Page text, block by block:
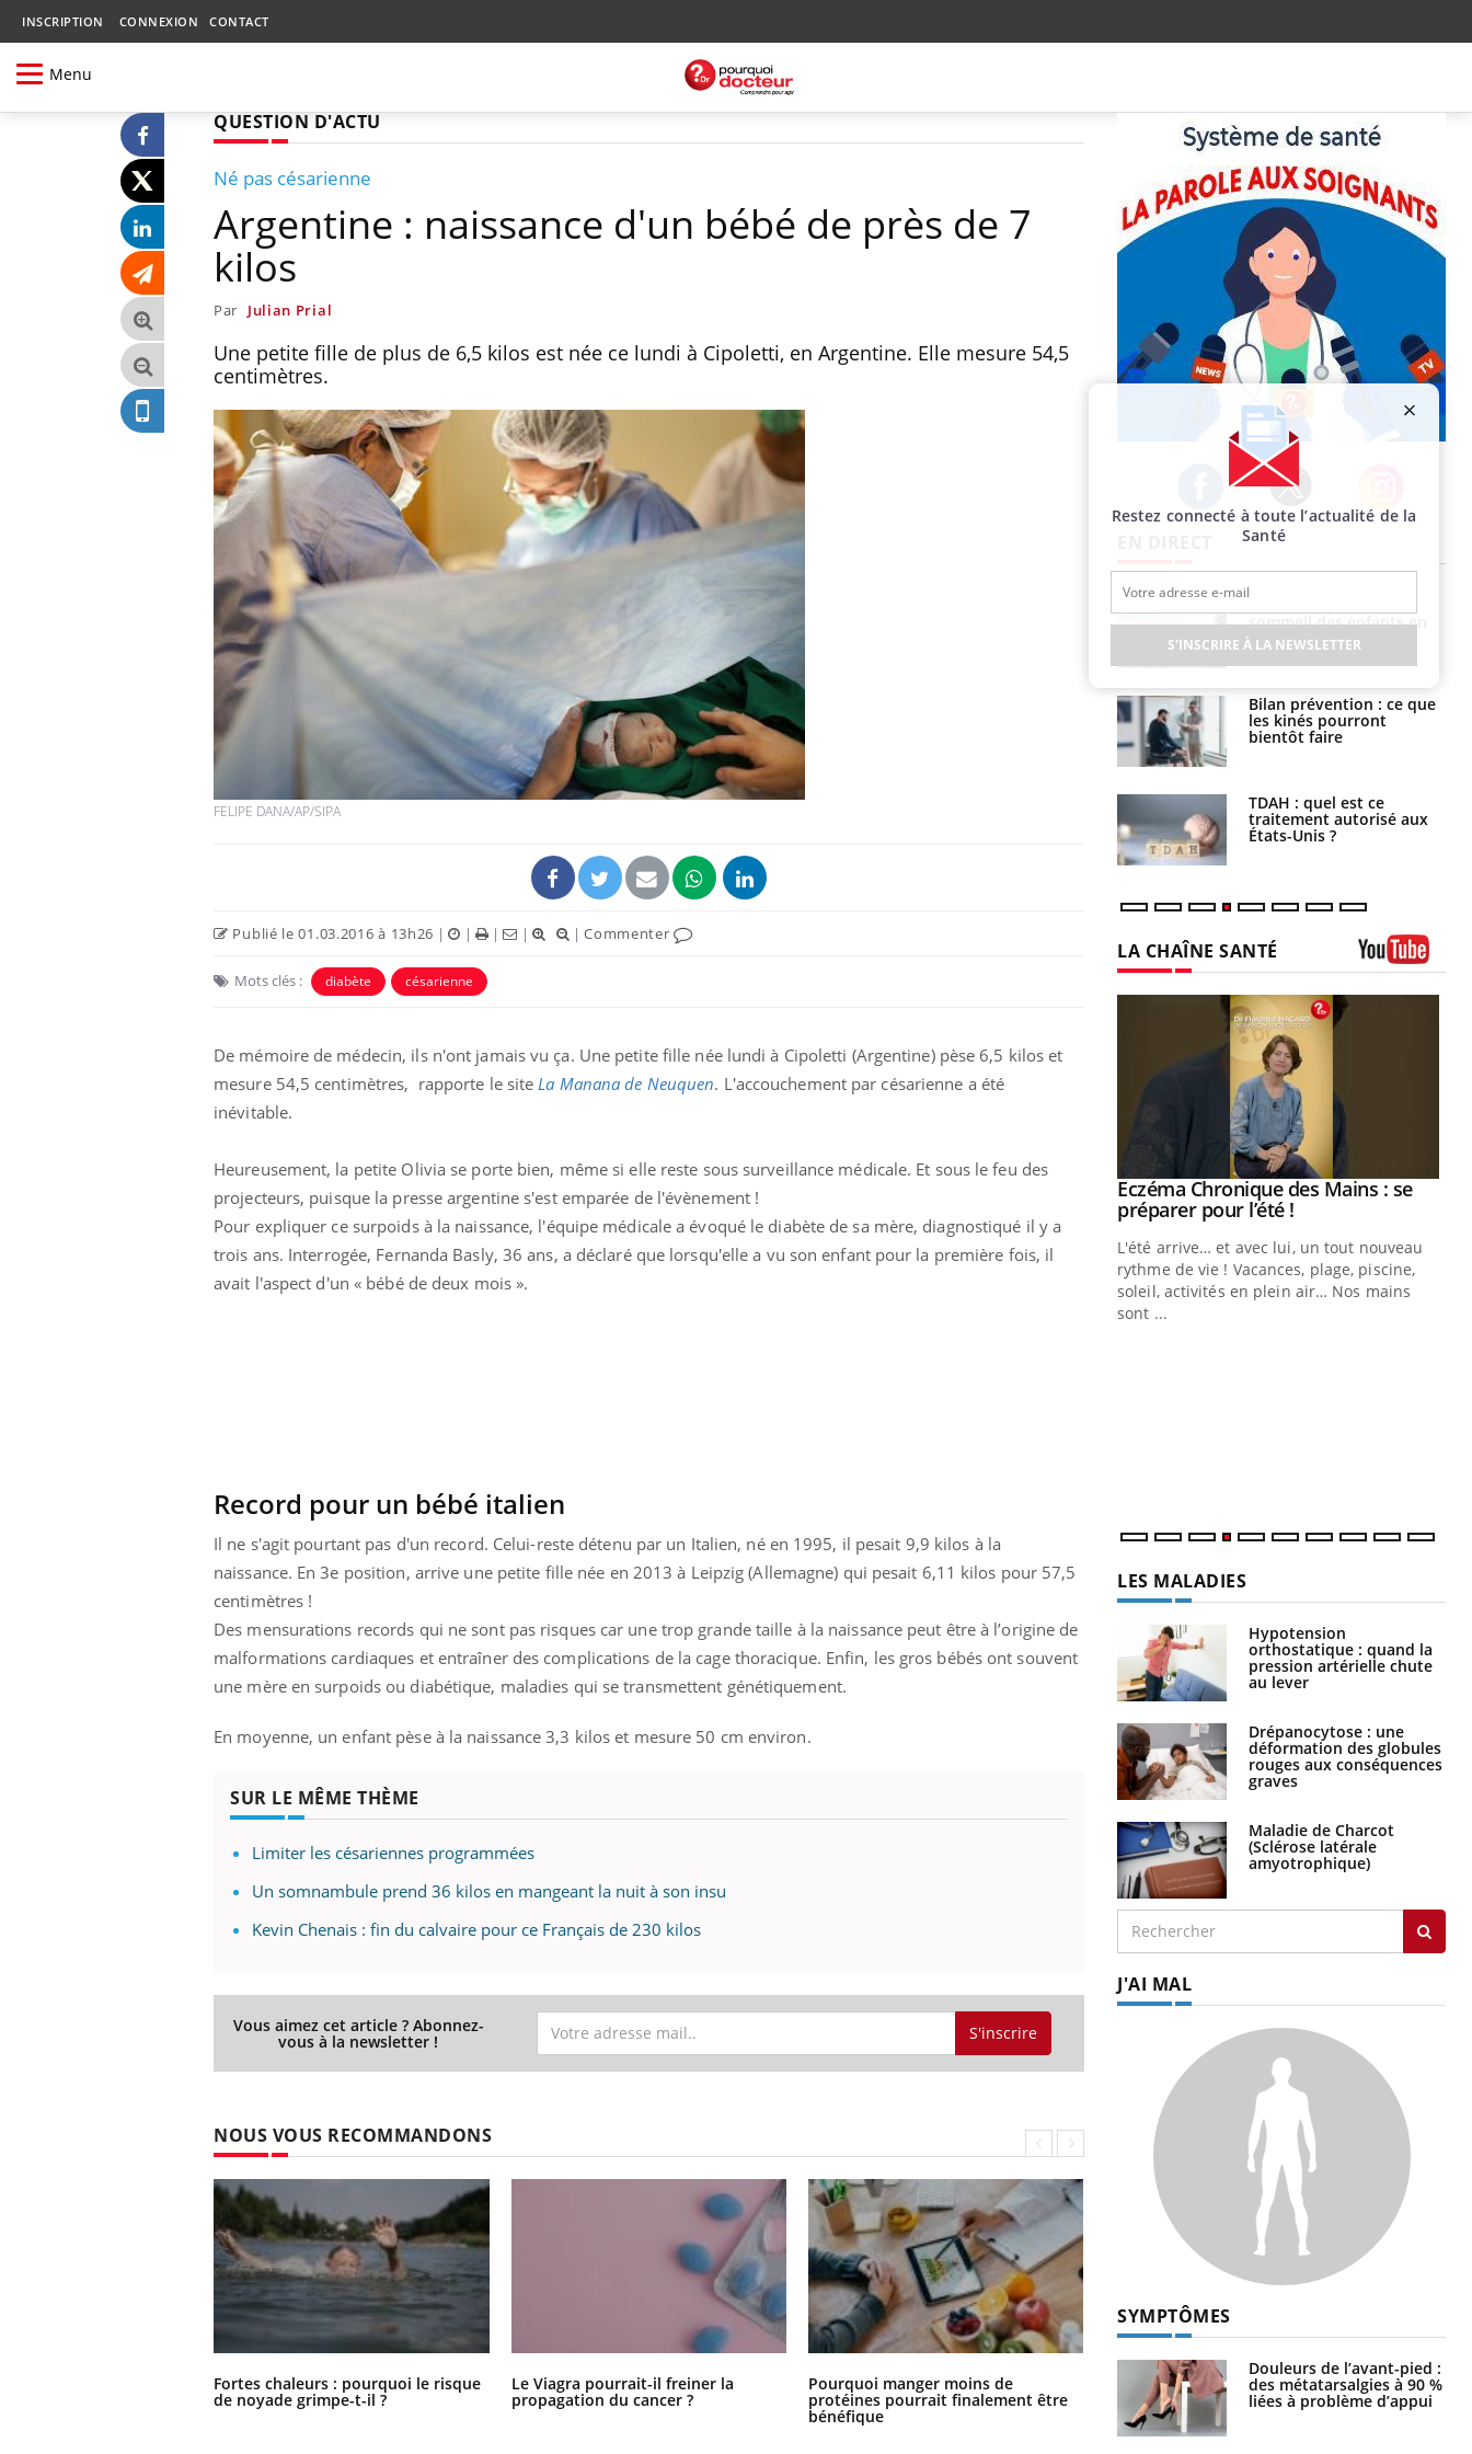
INSCRIPTION CONNEXION CONTACT
Menu
QUESTION D'ACTU
Né pas césarienne
Argentine : naissance d'un bébé de près de 7
kilos
Par Julian Prial
Une petite fille de plus de 6,5 kilos est née ce lundi à Cipoletti, en Argentine. Elle mesure 54,5
centimètres.
FELIPE DANA/AP/SIPA
Publié le 01.03.2016 à 13h26 | | | | |Commenter
Mots clés : diabète césarienne
De mémoire de médecin, ils n'ont jamais vu ça. Une petite fille née lundi à Cipoletti (Argentine) pèse 6,5 kilos et
mesure 54,5 centimètres, rapporte le site La Manana de Neuquen. L'accouchement par césarienne a été
inévitable.
Heureusement, la petite Olivia se porte bien, même si elle reste sous surveillance médicale. Et sous le feu des
projecteurs, puisque la presse argentine s'est emparée de l'évènement !
Pour expliquer ce surpoids à la naissance, l'équipe médicale a évoqué le diabète de sa mère, diagnostiqué il y a
trois ans. Interrogée, Fernanda Basly, 36 ans, a déclaré que lorsqu'elle a vu son enfant pour la première fois, il
avait l'aspect d'un « bébé de deux mois ».
Record pour un bébé italien
Il ne s'agit pourtant pas d'un record. Celui-reste détenu par un Italien, né en 1995, il pesait 9,9 kilos à la
naissance. En 3e position, arrive une petite fille née en 2013 à Leipzig (Allemagne) qui pesait 6,11 kilos pour 57,5
centimètres !
Des mensurations records qui ne sont pas risques car une trop grande taille à la naissance peut être à l’origine de
malformations cardiaques et entraîner des complications de la cage thoracique. Enfin, les gros bébés ont souvent
une mère en surpoids ou diabétique, maladies qui se transmettent génétiquement.
En moyenne, un enfant pèse à la naissance 3,3 kilos et mesure 50 cm environ.
SUR LE MÊME THÈME
Limiter les césariennes programmées
Un somnambule prend 36 kilos en mangeant la nuit à son insu
Kevin Chenais : fin du calvaire pour ce Français de 230 kilos
Vous aimez cet article ? Abonnez-
vous à la newsletter ! S'inscrire
NOUS VOUS RECOMMANDONS
Fortes chaleurs : pourquoi le risque
de noyade grimpe-t-il ?
Le Viagra pourrait-il freiner la
propagation du cancer ?
Pourquoi manger moins de
protéines pourrait finalement être
bénéfique
Grossesse et chaleur : ce que dit la
science
Facebook Twitter Instagram
Fortes chaleurs :
pourquoi le risque de
noyade grimpe-t-il ?
Le Viagra pourrait-il
freiner la propagation du
Pourquoi manger moins
de protéines pourrait
Grossesse et chaleur : ce
que dit la science
Le smartphone nuit-il à
l'apprentissage de la
lecture ?
Mordue par une tique en
barracuda, une petite fille sommeil des enfants en
vacances ?
Bilan prévention : ce que
les kinés pourront
bientôt faire
TDAH : quel est ce
traitement autorisé aux
États-Unis ?
LA CHAÎNE SANTÉ
Eczéma Chronique des Mains :
expliquer ma maladieYoutube
Il y a des sujets qui sont faciles à aborder...
d'autres non ! D'un côté, poser des
questions sur la maladie d'un proche c'est
Youtube
Carence en fer : comprendre pour
prévenirYoutube
Fatigue, irritabilité, brouillard mental ou
même alopécie… Les symptômes de la
carence en fer sont multiples ce qui la rend
En 2026, l'insuline dans le diabète de type 2
reste entourée d'idées reçues chez les
Youtube
Eczéma Chronique des Mains : se
préparer pour l’été !Youtube
L'été arrive… et avec lui, un tout nouveau
rythme de vie ! Vacances, plage, piscine,
soleil, activités en plein air… Nos mains
sont ...
LES MALADIES
Hypotension
orthostatique : quand la
pression artérielle chute
au lever
Drépanocytose : une
déformation des globules
rouges aux conséquences
graves
Maladie de Charcot
(Sclérose latérale
amyotrophique)
J'AI MAL
SYMPTÔMES
Douleurs de l’avant-pied :
des métatarsalgies à 90 %
liées à problème d’appui
Restez connecté à toute l’actualité de la
Santé
S'INSCRIRE À LA NEWSLETTER